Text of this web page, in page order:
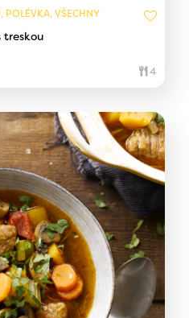
POLÉVKA, VŠECHNY
treskou
4